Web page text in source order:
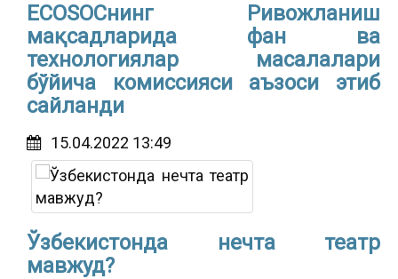
ECOSOCнинг Ривожланиш
мақсадларида фан ва
технологиялар масалалари
бўйича комиссияси аъзоси этиб
сайланди
15.04.2022 13:49
Ўзбекистонда нечта театр
мавжуд?